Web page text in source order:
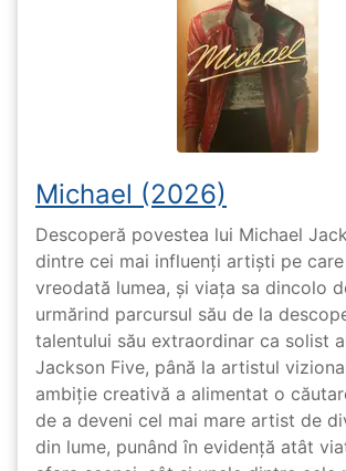
Michael (2026)
Descoperă povestea lui Michael
dintre cei mai influenți artiști pe
vreodată lumea, și viața sa dincolo
urmărind parcursul său de la
talentului său extraordinar ca solist
Jackson Five, până la artistul
ambiție creativă a alimentat o
de a deveni cel mai mare artist de
din lume, punând în evidență atât